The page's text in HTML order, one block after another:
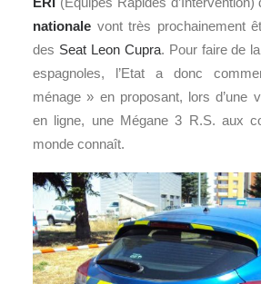
nationale vont très prochainement
des Seat Leon Cupra. Pour faire de
espagnoles, l’Etat a donc
ménage » en proposant, lors d’une
en ligne, une Mégane 3 R.S. aux
monde connaît.